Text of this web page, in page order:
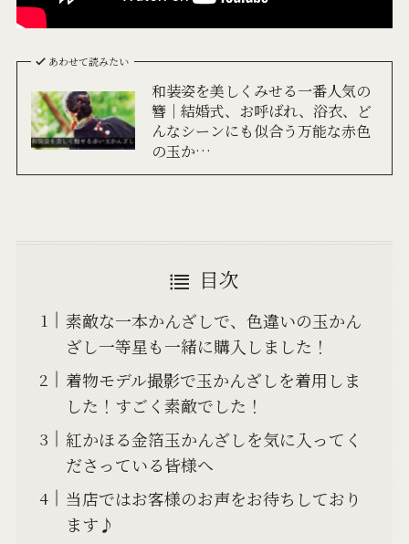
あわせて読みたい
和装姿を美しくみせる一番人気の
簪｜結婚式、お呼ばれ、浴衣、ど
んなシーンにも似合う万能な赤色
の玉か…
目次
素敵な一本かんざしで、色違いの玉かん
ざし一等星も一緒に購入しました！
着物モデル撮影で玉かんざしを着用しま
した！すごく素敵でした！
紅かほる金箔玉かんざしを気に入ってく
ださっている皆様へ
当店ではお客様のお声をお待ちしており
ます♪